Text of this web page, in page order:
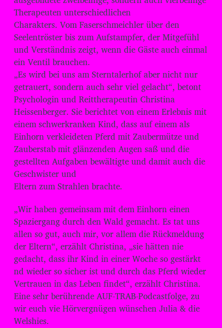
Therapeuten unterschiedlichen
Charakters. Vom Faserschmeichler über den
Seelentröster bis zum Aufstampfer, der Mitgefühl
und Verständnis zeigt, wenn die Gäste auch einmal
ein Ventil brauchen.
„Es wird bei uns am Sterntalerhof aber nicht nur
getrauert, sondern auch sehr viel gelacht“, betont
Psychologin und Reittherapeutin Christina
Heissenberger. Sie berichtet von einem Erlebnis mit
einem schwerkranken Kind, dass auf einem als
Einhorn verkleideten Pferd mit Zaubermütze und
Zauberstab mit glänzenden Augen saß und die
gestellten Aufgaben bewältigte und damit auch die
Geschwister und
Eltern zum Strahlen brachte.
„Wir haben gemeinsam mit dem Einhorn einen
Spaziergang durch den Wald gemacht. Es tat uns
allen so gut, auch mir, vor allem die Rückmeldung
der Eltern“, erzählt Christina, „sie hätten nie
gedacht, dass ihr Kind in einer Woche so gestärkt
nd wieder so sicher ist und durch das Pferd wieder
Vertrauen in das Leben findet“, erzählt Christina.
Eine sehr berührende AUF-TRAB-Podcastfolge, zu
wir euch vie Hörvergnügen wünschen Julia & die
Welshies.